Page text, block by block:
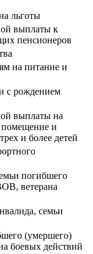
льготы
выплаты к
пенсионеров
на питание и
с рождением
выплаты на
помещение и
и более детей
погибшего
ветерана
семьи
(умершего)
боевых действий